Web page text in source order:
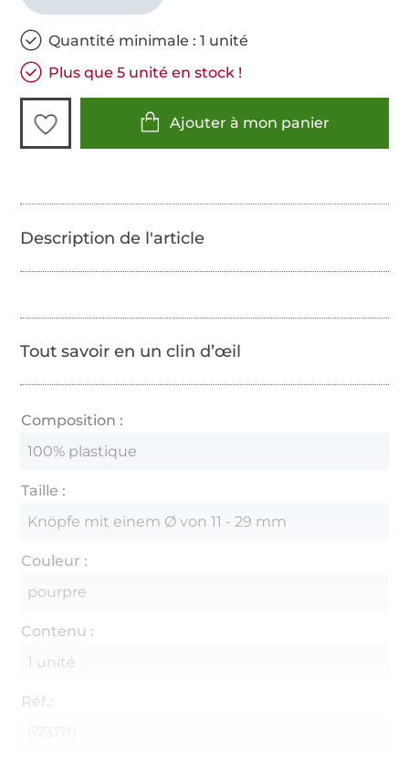
Quantité minimale : 1 unité
Plus que 5 unité en stock !
Ajouter à mon panier
Tout savoir en un clin d’œil
Composition :
100% plastique
Taille :
Knöpfe mit einem Ø von 11 - 29 mm
Couleur :
pourpre
Contenu :
1 unité
Réf.: